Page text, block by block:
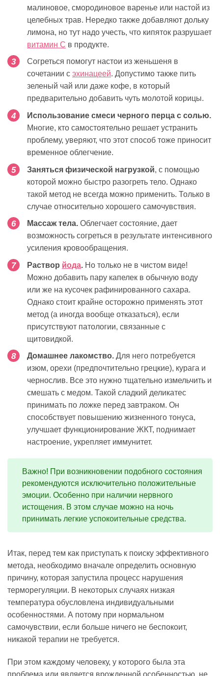
малиновое, смородиновое варенье или настой из
целебных трав. Нередко также добавляют дольку
лимона, но тут надо учесть, что кипяток разрушает
витамин C в продукте.
Согреться помогут настои из женьшеня в
сочетании с эхинацеей. Допустимо также пить
зеленый чай или даже кофе, в который
предварительно добавить чуть молотой корицы.
Использование смеси черного перца с солью.
Многие, кто самостоятельно решает устранить
проблему, уверяют, что этот способ тоже приносит
временное облегчение.
Заняться физической нагрузкой, с помощью
которой можно быстро разогреть тело. Однако
такой метод не всегда можно применить. Только в
случае относительно хорошего самочувствия.
Массаж тела. Облегчает состояние, дает
возможность согреться в результате интенсивного
усиления кровообращения.
Раствор йода. Но только не в чистом виде!
Можно добавить пару капелек в обычную воду
или же на кусочек рафинированного сахара.
Однако стоит крайне осторожно применять этот
метод (а иногда вообще отказаться), если
присутствуют патологии, связанные с
щитовидкой.
Домашнее лакомство. Для него потребуется
изюм, орехи (предпочтительно грецкие), курага и
чернослив. Все это нужно тщательно измельчить и
смешать с медом. Такой сладкий деликатес
принимать по ложке перед завтраком. Он
способствует повышению жизненного тонуса,
улучшает функционирование ЖКТ, поднимает
настроение, укрепляет иммунитет.
Важно! При возникновении подобного состояния
рекомендуются исключительно положительные
эмоции. Особенно при наличии нервного
истощения. В этом случае можно на ночь
принимать легкие успокоительные средства.
Итак, перед тем как приступать к поиску эффективного
метода, необходимо вначале определить основную
причину, которая запустила процесс нарушения
терморегуляции. В некоторых случаях низкая
температура обусловлена индивидуальными
особенностями. А потому при нормальном
самочувствии, если больше ничего не беспокоит,
никакой терапии не требуется.
При этом каждому человеку, у которого была эта
проблема или является врожденной особенностью, не